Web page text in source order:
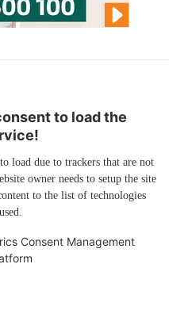
to load the
load due to trackers that are not
owner needs to setup the site
to the list of technologies
used.
Consent Management